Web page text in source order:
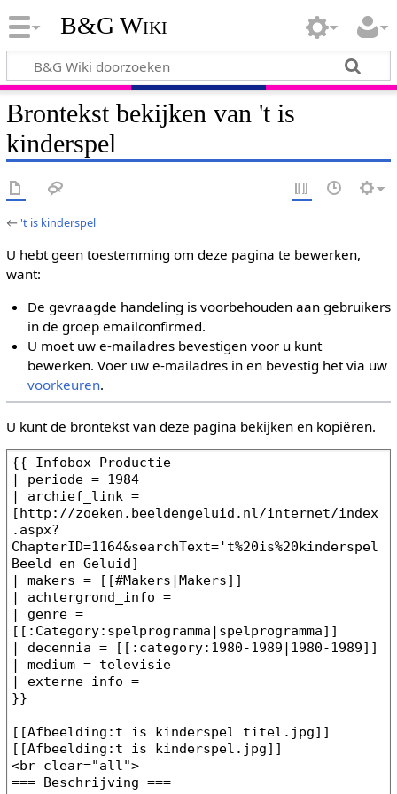
B&G Wiki
Brontekst bekijken van 't is
kinderspel
←'t is kinderspel
U hebt geen toestemming om deze pagina te bewerken,
want:
De gevraagde handeling is voorbehouden aan gebruikers
in de groep emailconfirmed.
U moet uw e-mailadres bevestigen voor u kunt
bewerken. Voer uw e-mailadres in en bevestig het via uw
voorkeuren.
U kunt de brontekst van deze pagina bekijken en kopiëren.